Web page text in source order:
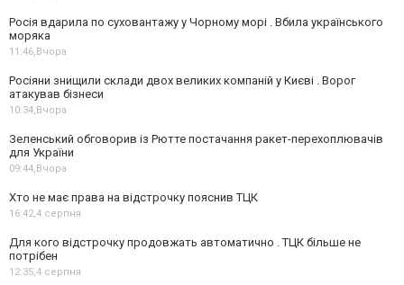
Росія вдарила по суховантажу у Чорному морі . Вбила українського
моряка
11:46,Вчора
Росіяни знищили склади двох великих компаній у Києві . Ворог
атакував бізнеси
10:34,Вчора
Зеленський обговорив із Рютте постачання ракет-перехоплювачів
для України
09:44,Вчора
Хто не має права на відстрочку пояснив ТЦК
16:42,4 серпня
Для кого відстрочку продовжать автоматично . ТЦК більше не
потрібен
12:35,4 серпня